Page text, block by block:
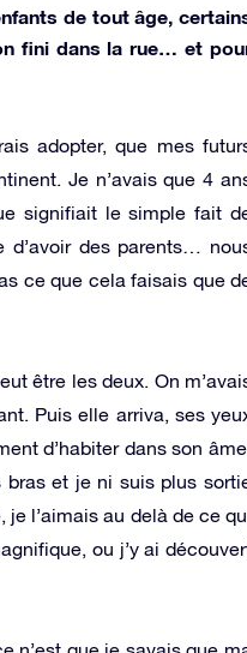
de tout âge,
fini dans la rue… et
adopter, que mes
Je n’avais que 4
signifiait le simple fait
d’avoir des parents…
ce que cela faisais que
être les deux. On
Puis elle arriva, ses
d’habiter dans son
bras et je ni suis plus
je l’aimais au delà de ce
ou j’y ai